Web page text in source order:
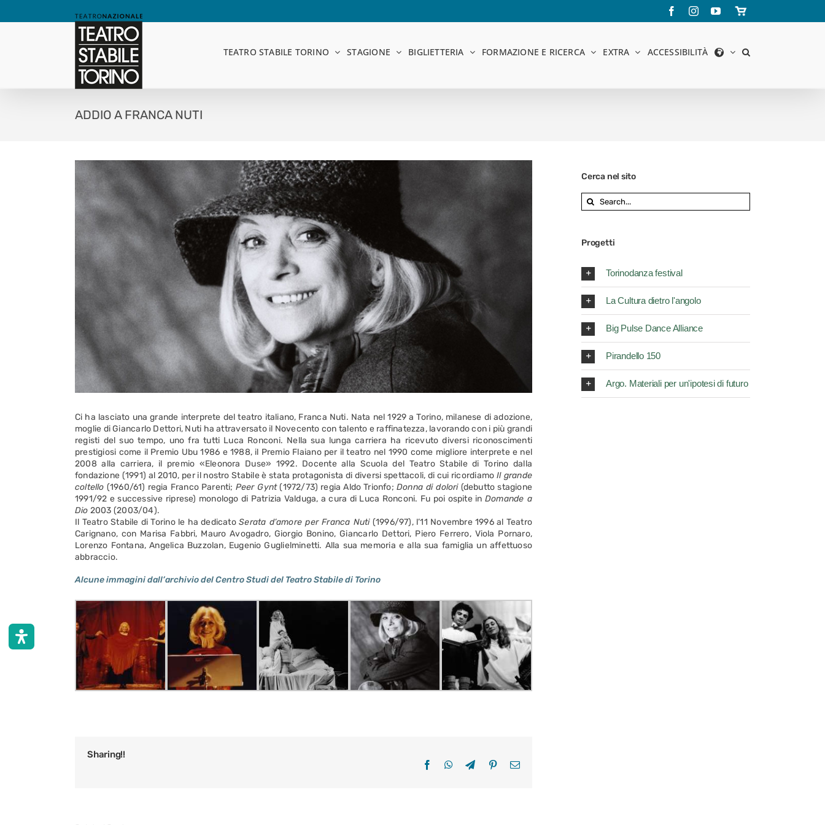
FacebookInstagramYouTube
Store
online
TEATRO STABILE TORINO STAGIONE BIGLIETTERIA FORMAZIONE E RICERCA EXTRA ACCESSIBILITÀ
ADDIO A FRANCA NUTI
Ci ha lasciato una grande interprete del teatro italiano, Franca Nuti. Nata nel 1929 a Torino, milanese di adozione,
moglie di Giancarlo Dettori, Nuti ha attraversato il Novecento con talento e raffinatezza, lavorando con i più grandi
registi del suo tempo, uno fra tutti Luca Ronconi. Nella sua lunga carriera ha ricevuto diversi riconoscimenti
prestigiosi come il Premio Ubu 1986 e 1988, il Premio Flaiano per il teatro nel 1990 come migliore interprete e nel
2008 alla carriera, il premio «Eleonora Duse» 1992. Docente alla Scuola del Teatro Stabile di Torino dalla
fondazione (1991) al 2010, per il nostro Stabile è stata protagonista di diversi spettacoli, di cui ricordiamo Il grande
coltello (1960/61) regia Franco Parenti; Peer Gynt(1972/73) regia Aldo Trionfo; Donna di dolori(debutto stagione
1991/92 e successive riprese) monologo di Patrizia Valduga, a cura di Luca Ronconi. Fu poi ospite in Domande a
Dio 2003 (2003/04).
Il Teatro Stabile di Torino le ha dedicatoSerata d’amore per Franca Nuti(1996/97), l’11 Novembre 1996 al Teatro
Carignano, con Marisa Fabbri, Mauro Avogadro, Giorgio Bonino, Giancarlo Dettori, Piero Ferrero, Viola Pornaro,
Lorenzo Fontana, Angelica Buzzolan, Eugenio Guglielminetti. Alla sua memoria e alla sua famiglia un affettuoso
abbraccio.
Alcune immagini dall’archivio del Centro Studi del Teatro Stabile di Torino
Sharing!!
FacebookWhatsApp
TelegramPinterestEmail
Cerca nel sito
Search
for:
Progetti
Torinodanza festival
La Cultura dietro l'angolo
Big Pulse Dance Alliance
Pirandello 150
Argo. Materiali per un'ipotesi di futuro